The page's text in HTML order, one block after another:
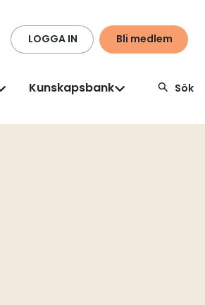
LOGGA IN Bli medlem
Kunskapsbank Sök